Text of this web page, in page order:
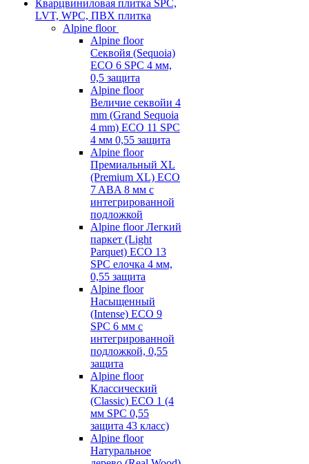
Кварцвиниловая плитка SPC,
LVT, WPC, ПВХ плитка
Alpine floor
Alpine floor
Секвойя (Sequoia)
ECO 6 SPC 4 мм,
0,5 защита
Alpine floor
Величие секвойи 4
mm (Grand Sequoia
4 mm) ECO 11 SPC
4 мм 0,55 защита
Alpine floor
Премиальный XL
(Premium XL) ECO
7 ABA 8 мм с
интегрированной
подложкой
Alpine floor Легкий
паркет (Light
Parquet) ECO 13
SPC елочка 4 мм,
0,55 защита
Alpine floor
Насыщенный
(Intense) ECO 9
SPC 6 мм с
интегрированной
подложкой, 0,55
защита
Alpine floor
Классический
(Classic) ECO 1 (4
мм SPC 0,55
защита 43 класс)
Alpine floor
Натуральное